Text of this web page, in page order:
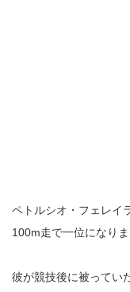
ペトルシオ・フェレイ
100m走で一位になりま
彼が競技後に被ってい